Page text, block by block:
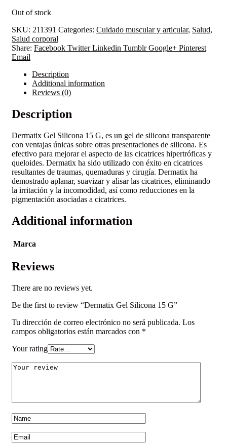
Out of stock
SKU: 211391 Categories: Cuidado muscular y articular, Salud,
Salud corporal
Share: Facebook Twitter Linkedin Tumblr Google+ Pinterest
Email
Description
Additional information
Reviews (0)
Description
Dermatix Gel Silicona 15 G, es un gel de silicona transparente
con ventajas únicas sobre otras presentaciones de silicona. Es
efectivo para mejorar el aspecto de las cicatrices hipertróficas y
queloides. Dermatix ha sido utilizado con éxito en cicatrices
resultantes de traumas, quemaduras y cirugía. Dermatix ha
demostrado aplanar, suavizar y alisar las cicatrices, eliminando
la irritación y la incomodidad, así como reducciones en la
pigmentación asociadas a cicatrices.
Additional information
Marca
Reviews
There are no reviews yet.
Be the first to review “Dermatix Gel Silicona 15 G”
Tu dirección de correo electrónico no será publicada. Los
campos obligatorios están marcados con *
Your rating